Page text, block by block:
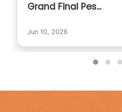
Grand Final Pes...
Jun 10, 2026